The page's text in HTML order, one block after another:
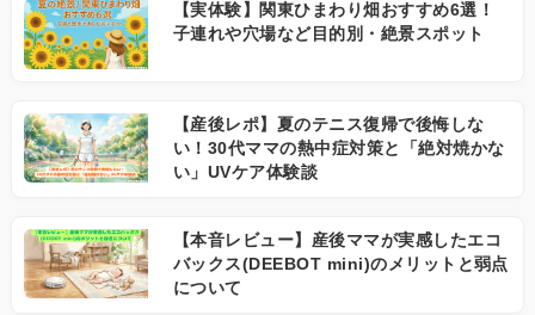
【実体験】関東ひまわり畑おすすめ6選！
子連れや穴場など目的別・絶景スポット
【産後レポ】夏のテニス復帰で後悔しな
い！30代ママの熱中症対策と「絶対焼かな
い」UVケア体験談
【本音レビュー】産後ママが実感したエコ
バックス(DEEBOT mini)のメリットと弱点
について